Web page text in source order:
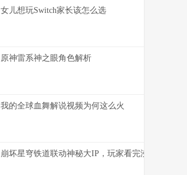
女儿想玩Switch家长该怎么选
原神雷系神之眼角色解析
我的全球血舞解说视频为何这么火
崩坏星穹铁道联动神秘大IP，玩家看完沸腾了！